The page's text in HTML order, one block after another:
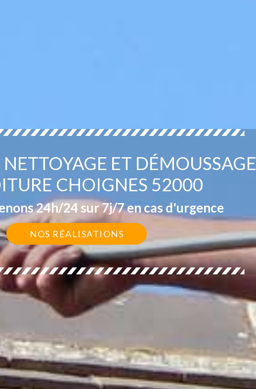
NETTOYAGE ET DÉMOUSSAGE
CHOIGNES 52000
24h/24 sur 7j/7 en cas d'urgence
NOS RÉALISATIONS